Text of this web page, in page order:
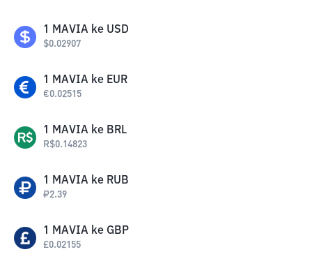
1 MAVIA ke USD
$0.02907
1 MAVIA ke EUR
€0.02515
1 MAVIA ke BRL
R$0.14823
1 MAVIA ke RUB
₽2.39
1 MAVIA ke GBP
£0.02155